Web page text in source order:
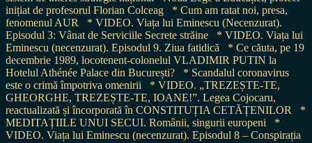
inițiat de profesorul Florian Colceag
* Cum am ratat noi, presa,
fenomenul AUR
* VIDEO. Viața lui Eminescu (Necenzurat).
Episodul 3: Vânat de Serviciile Secrete străine
* VIDEO. Viața lui
Eminescu (necenzurat). Episodul 9. Ziua fatidică
* Ce căuta, pe 19
decembrie 1989, locotenent-colonelul VLADIMIR PUTIN la
Hotelul Athénée Palace din București?
* Scandalul coronavirus
este o crimă împotriva omenirii
* VIDEO. „TREZEȘTE-TE,
GHEORGHE, TREZEȘTE-TE, IOANE!”. Legea Cojocaru,
reactualizată și încorporată în CONSTITUȚIA CETĂȚENILOR
*
MEDITAȚIILE UNUI SECUI. Românii, singurii europeni
*
VIDEO. Viața lui Eminescu (necenzurat). Episodul 8 – Conspirația